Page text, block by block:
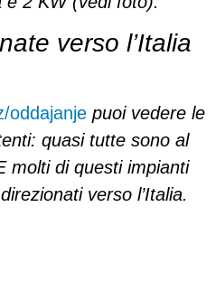
verso l’Italia
oddajanje puoi vedere le
quasi tutte sono al
molti di questi impianti
verso l’Italia.